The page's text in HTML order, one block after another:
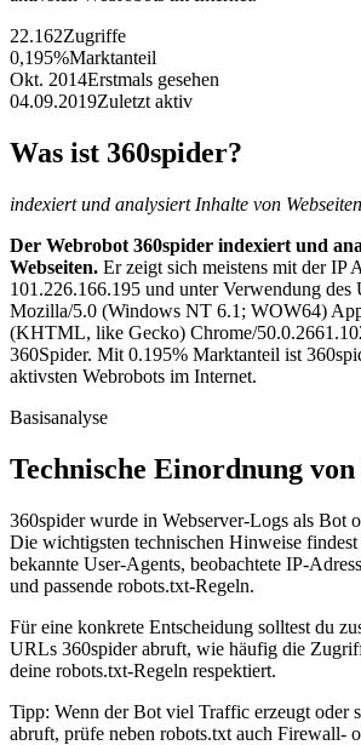
22.162Zugriffe
0,195%Marktanteil
Okt. 2014Erstmals gesehen
04.09.2019Zuletzt aktiv
Was ist 360spider?
indexiert und analysiert Inhalte von
Der Webrobot 360spider indexiert und
Webseiten. Er zeigt sich meistens mit der IP
101.226.166.195 und unter Verwendung des
Mozilla/5.0 (Windows NT 6.1; WOW64)
(KHTML, like Gecko) Chrome/
360Spider. Mit 0.195% Marktanteil ist
aktivsten Webrobots im Internet.
Basisanalyse
Technische Einordnung
360spider wurde in Webserver-Logs als Bot
Die wichtigsten technischen Hinweise findest
bekannte User-Agents, beobachtete IP-
und passende robots.txt-Regeln.
Für eine konkrete Entscheidung solltest du
URLs 360spider abruft, wie häufig die
deine robots.txt-Regeln respektiert.
Tipp: Wenn der Bot viel Traffic erzeugt oder
abruft, prüfe neben robots.txt auch Firewall-